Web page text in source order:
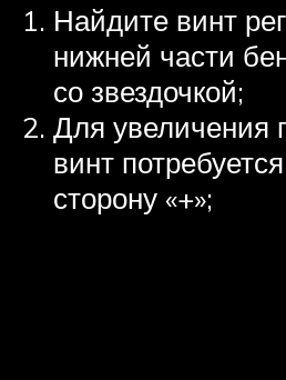
Найдите винт
нижней части
со звездочкой;
Для увеличения
винт
сторону «+»;